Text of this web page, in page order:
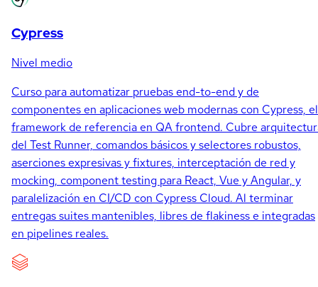
Cypress
Nivel medio
Curso para automatizar pruebas end-to-end y de
componentes en aplicaciones web modernas con Cypress, el
framework de referencia en QA frontend. Cubre
del Test Runner, comandos básicos y selectores robustos,
aserciones expresivas y fixtures, interceptación de red y
mocking, component testing para React, Vue y Angular, y
paralelización en CI/CD con Cypress Cloud. Al terminar
entregas suites mantenibles, libres de flakiness e integradas
en pipelines reales.